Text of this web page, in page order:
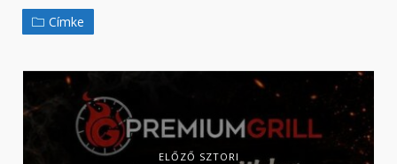
Címke
ELŐZŐ SZTORI